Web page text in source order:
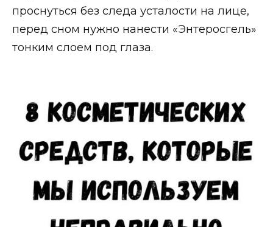
проснуться без следа усталости на лице,
перед сном нужно нанести «Энтеросгель»
тонким слоем под глаза.